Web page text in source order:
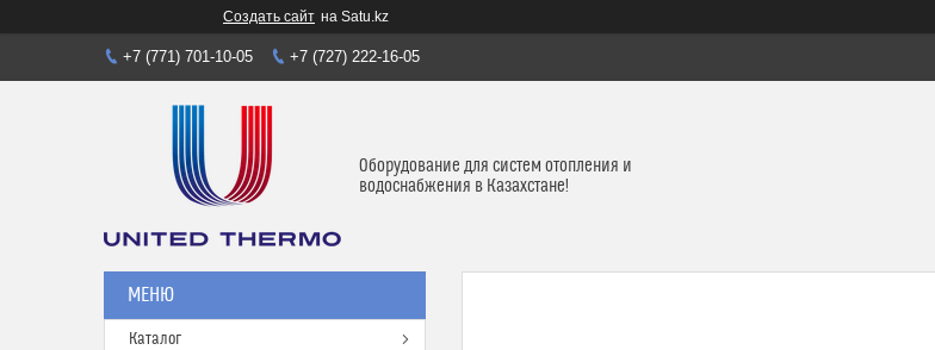
Создать сайт на Satu.kz
+7 (771) 701-10-05 +7 (727) 222-16-05
Оборудование для систем отопления и
водоснабжения в Казахстане!
Каталог